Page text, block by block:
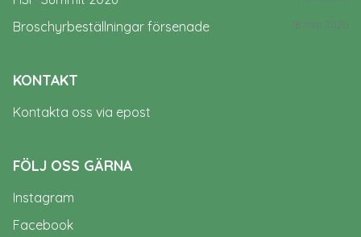
Broschyrbeställningar försenade 18 maj 2026
KONTAKT
Kontakta oss via epost
FÖLJ OSS GÄRNA
Instagram
Facebook